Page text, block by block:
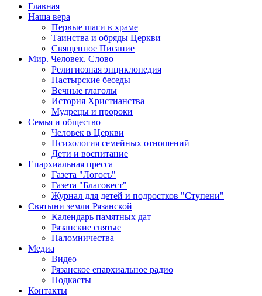
Главная
Наша вера
Первые шаги в храме
Таинства и обряды Церкви
Священное Писание
Мир. Человек. Слово
Религиозная энциклопедия
Пастырские беседы
Вечные глаголы
История Христианства
Мудрецы и пророки
Семья и общество
Человек в Церкви
Психология семейных отношений
Дети и воспитание
Епархиальная пресса
Газета "Логосъ"
Газета "Благовест"
Журнал для детей и подростков "Ступени"
Святыни земли Рязанской
Календарь памятных дат
Рязанские святые
Паломничества
Медиа
Видео
Рязанское епархиальное радио
Подкасты
Контакты